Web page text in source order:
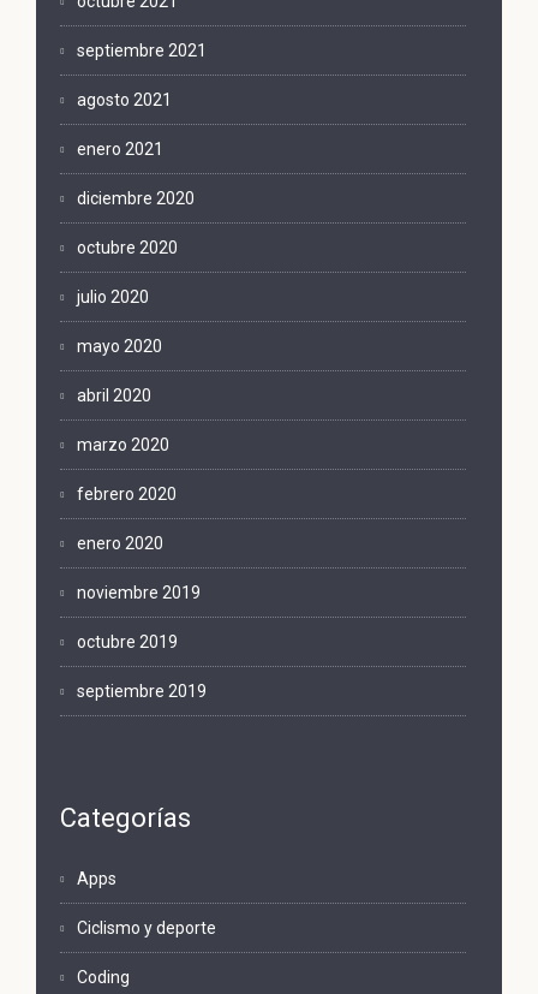
septiembre 2021
agosto 2021
enero 2021
diciembre 2020
octubre 2020
julio 2020
mayo 2020
abril 2020
marzo 2020
febrero 2020
enero 2020
noviembre 2019
octubre 2019
septiembre 2019
Categorías
Apps
Ciclismo y deporte
Coding